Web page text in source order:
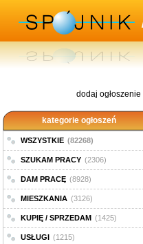
dodaj ogłoszenie
kategorie ogłoszeń
WSZYSTKIE (82268)
SZUKAM PRACY (2306)
DAM PRACĘ (8928)
MIESZKANIA (3126)
KUPIĘ / SPRZEDAM (1425)
USŁUGI (1215)